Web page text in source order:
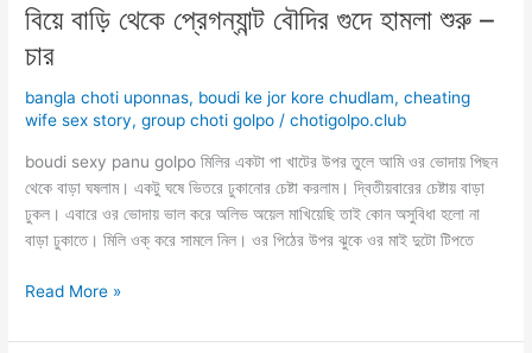
বিয়ে বাড়ি থেকে প্রেগন্যান্ট বৌদির গুদে হামলা শুরু –
চার
bangla choti uponnas, boudi ke jor kore chudlam,cheating
wife sex story,group choti golpo /chotigolpo.club
boudi sexy panu golpo মিলির একটা পা খাটের উপর তুলে আমি ওর ভোদায় পিছন
থেকে বাড়া ঘষলাম। একটু ঘষে ভিতরে ঢুকানোর চেষ্টা করলাম। দ্বিতীয়বারের চেষ্টায় বাড়া
ঢুকল। এবারে ওর ভোদায় ভাল করে অলিভ অয়েল মাখিয়েছি তাই কোন অসুবিধা হলো না
বাড়া ঢুকাতে। মিলি ওক্ করে সামলে নিল। ওর পিঠের উপর ঝুকে ওর মাই দুটো টিপতে
বিয়ে
থেকে
Read More »